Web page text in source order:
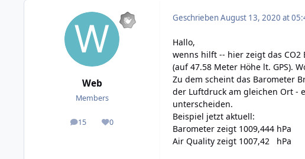
Web
Members
15
posts 0
Reputation
GeschriebenAugust 13, 2020 at
Hallo,
wenns hilft -- hier zeigt das CO2
(auf 47.58 Meter Höhe lt. GPS).
Zu dem scheint das Barometer
der Luftdruck am gleichen Ort -
unterscheiden.
Beispiel jetzt aktuell:
Barometer zeigt 1009,444 hPa
Air Quality zeigt 1007,42 hPa